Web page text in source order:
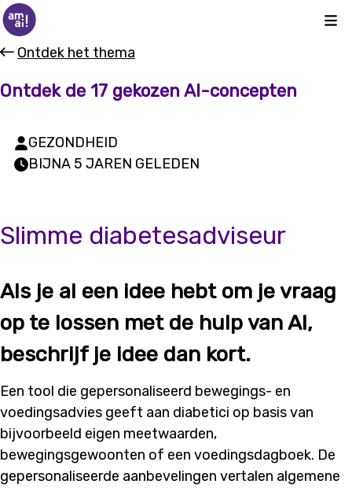
Ontdek het thema
Ontdek de 17 gekozen AI-concepten
GEZONDHEID
BIJNA 5 JAREN GELEDEN
Slimme diabetesadviseur
Als je al een idee hebt om je vraag
op te lossen met de hulp van AI,
beschrijf je idee dan kort.
Een tool die gepersonaliseerd bewegings- en
voedingsadvies geeft aan diabetici op basis van
bijvoorbeeld eigen meetwaarden,
bewegingsgewoonten of een voedingsdagboek. De
gepersonaliseerde aanbevelingen vertalen algemene